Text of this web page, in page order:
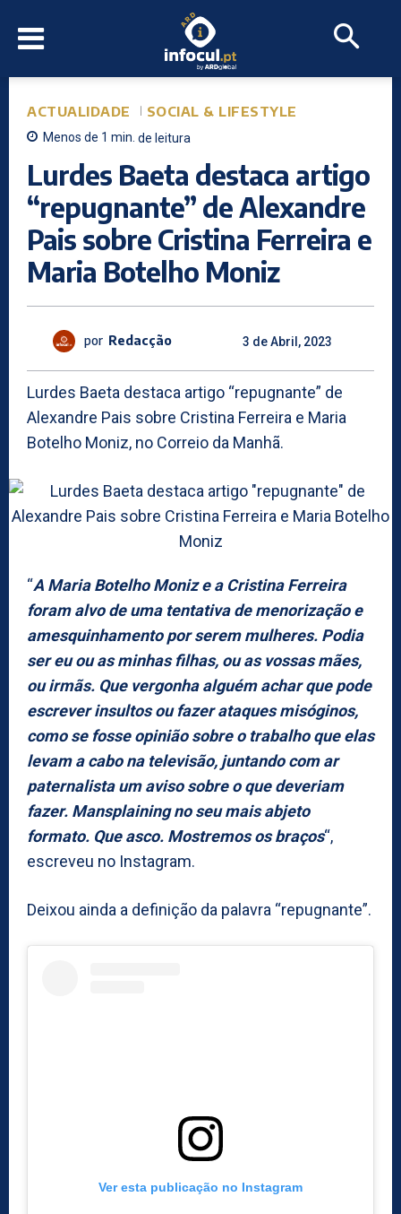
ACTUALIDADE SOCIAL & LIFESTYLE
Menos de 1 min. de leitura
Lurdes Baeta destaca artigo
“repugnante” de Alexandre
Pais sobre Cristina Ferreira e
Maria Botelho Moniz
por Redacção 3 de Abril, 2023
Lurdes Baeta destaca artigo “repugnante” de
Alexandre Pais sobre Cristina Ferreira e Maria
Botelho Moniz, no Correio da Manhã.
“A Maria Botelho Moniz e a Cristina Ferreira
foram alvo de uma tentativa de menorização e
amesquinhamento por serem mulheres. Podia
ser eu ou as minhas filhas, ou as vossas mães,
ou irmãs. Que vergonha alguém achar que pode
escrever insultos ou fazer ataques misóginos,
como se fosse opinião sobre o trabalho que elas
levam a cabo na televisão, juntando com ar
paternalista um aviso sobre o que deveriam
fazer. Mansplaining no seu mais abjeto
formato. Que asco. Mostremos os braços“,
escreveu no Instagram.
Deixou ainda a definição da palavra “repugnante”.
Ver esta publicação no Instagram